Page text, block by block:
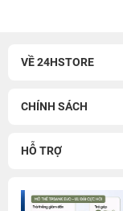
VỀ 24HSTORE
CHÍNH SÁCH
HỖ TRỢ